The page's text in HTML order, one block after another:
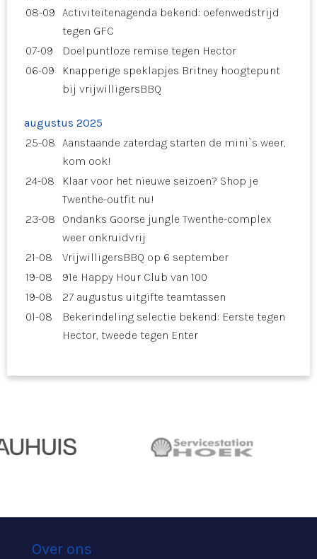
08-09 Activiteitenagenda bekend: oefenwedstrijd
tegen GFC
07-09
Doelpuntloze remise tegen Hector
06-09
Knapperige speklapjes Britney hoogtepunt
bij vrijwilligersBBQ
augustus 2025
25-08 Aanstaande zaterdag starten de mini`s weer,
kom ook!
24-08
Klaar voor het nieuwe seizoen? Shop je
Twenthe-outfit nu!
23-08
Ondanks Goorse jungle Twenthe-complex
weer onkruidvrij
21-08
VrijwilligersBBQ op 6 september
19-08
91e Happy Hour Club van 100
19-08
27 augustus uitgifte teamtassen
01-08
Bekerindeling selectie bekend: Eerste tegen
Hector, tweede tegen Enter
Over ons